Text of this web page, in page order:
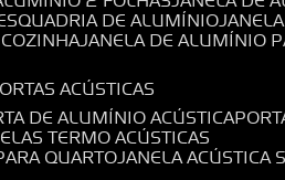
DE ALUMÍNIO
JANELA DE ALUMÍNIO
ACÚSTICAS
DE ALUMÍNIO ACÚSTICA
TERMO ACÚSTICAS
QUARTO JANELA ACÚSTICA